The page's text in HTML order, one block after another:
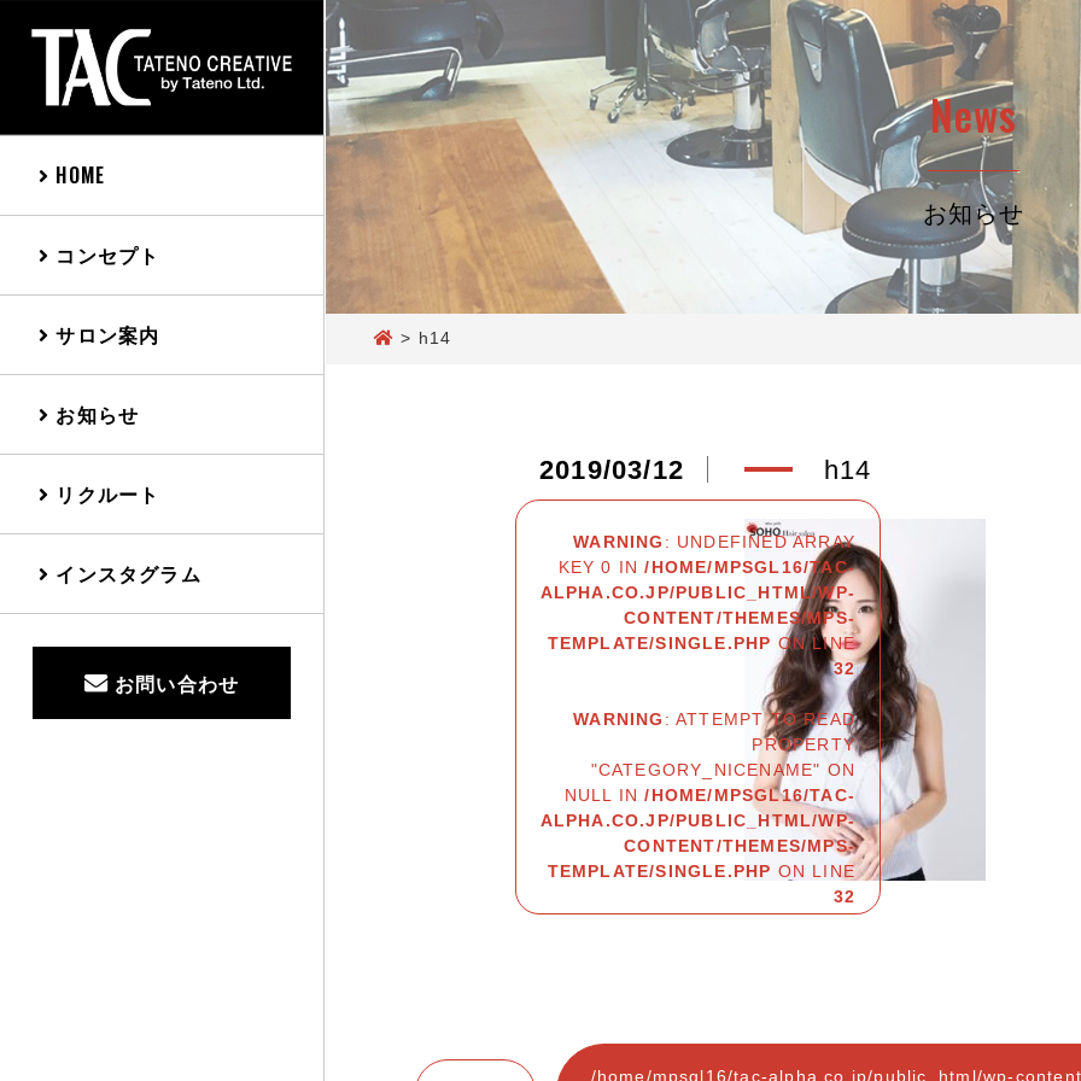
HOME
コンセプト
サロン案内
お知らせ
リクルート
インスタグラム
お問い合わせ
News
お知らせ
> h14
2019/03/12
WARNING : UNDEFINED ARRAY
KEY 0 IN/HOME/MPSGL16/TAC-
ALPHA.CO.JP/PUBLIC_HTML/WP-
CONTENT/THEMES/MPS-
TEMPLATE/SINGLE.PHP ON LINE
32
WARNING : ATTEMPT TO READ
PROPERTY
"CATEGORY_NICENAME" ON
NULL IN/HOME/MPSGL16/TAC-
ALPHA.CO.JP/PUBLIC_HTML/WP-
CONTENT/THEMES/MPS-
TEMPLATE/SINGLE.PHP ON LINE
32
h14
/home/mpsgl16/tac-alpha.co.jp/public_html/wp-